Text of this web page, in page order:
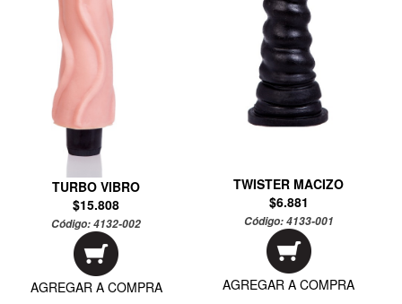
TURBO VIBRO
$15.808
Código:4132-002
AGREGAR A COMPRA
TWISTER MACIZO
$6.881
Código:4133-001
AGREGAR A COMPRA